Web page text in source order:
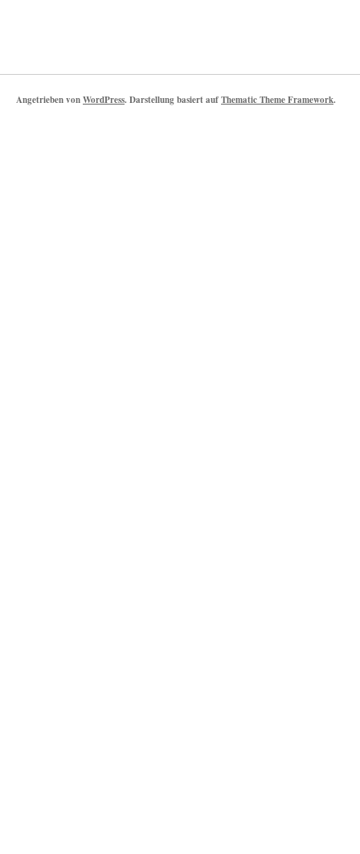
Angetrieben vonWordPress. Darstellung basiert aufThematic Theme Framework.